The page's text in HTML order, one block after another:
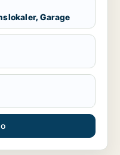
Garage